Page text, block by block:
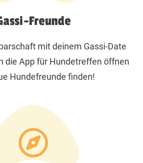
Freunde
mit deinem Gassi-Date
die App für Hundetreffen öffnen
Hundefreunde finden!